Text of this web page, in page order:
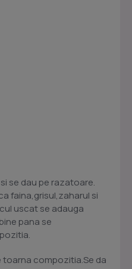
se dau pe razatoare.
faina,grisul,zaharul si
uscat se adauga
pana se
toarna compozitia.Se da